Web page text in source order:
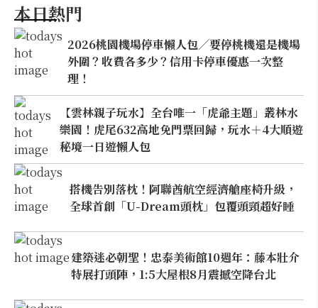
本日熱門
2026桃園機場停車懶人包／要停桃機還是機場
外圍？收費各多少？信用卡停車優惠一次整
理！
【雲林親子玩水】全台唯一「虎爺主題」叢林水
樂園！虎尾632高地免門票回歸，玩水＋4大順遊
秘境一日遊懶人包
搭機告別落枕！阿聯酋航空經濟艙座椅升級，
全球首創「U-Dream頭枕」包覆頭頸超好睡
建築迷必朝聖！忠泰美術館10週年：藤本壯介
特展打頭陣，1:5大屋根8月震撼空降台北